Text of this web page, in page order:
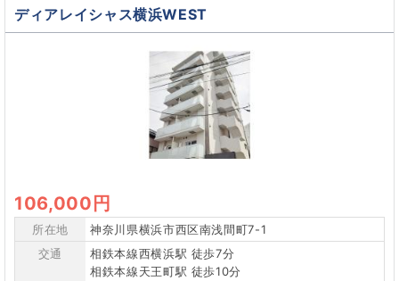
ディアレイシャス横浜WEST
106,000円
所在地
神奈川県横浜市西区南浅間町7-1
交通
相鉄本線西横浜駅 徒歩7分
相鉄本線天王町駅 徒歩10分